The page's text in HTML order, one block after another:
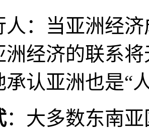
人：当亚洲经
洲经济的联系
承认亚洲也是“
：大多数东南